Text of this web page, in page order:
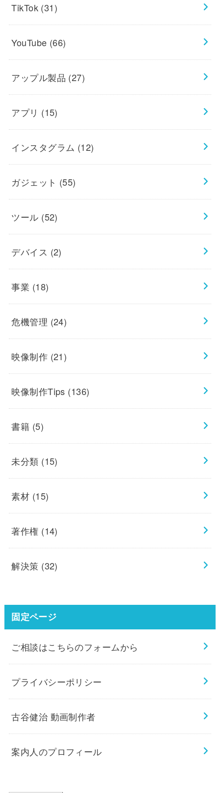
TikTok (31)
YouTube (66)
アップル製品 (27)
アプリ (15)
インスタグラム (12)
ガジェット (55)
ツール (52)
デバイス (2)
事業 (18)
危機管理 (24)
映像制作 (21)
映像制作Tips (136)
書籍 (5)
未分類 (15)
素材 (15)
著作権 (14)
解決策 (32)
固定ページ
ご相談はこちらのフォームから
プライバシーポリシー
古谷健治 動画制作者
案内人のプロフィール